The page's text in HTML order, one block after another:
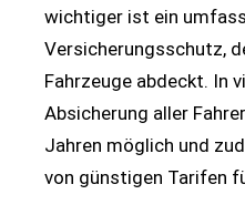
wichtiger ist ein
Versicherungsschutz,
Fahrzeuge abdeckt. In
Absicherung aller
Jahren möglich und
von günstigen Tarifen